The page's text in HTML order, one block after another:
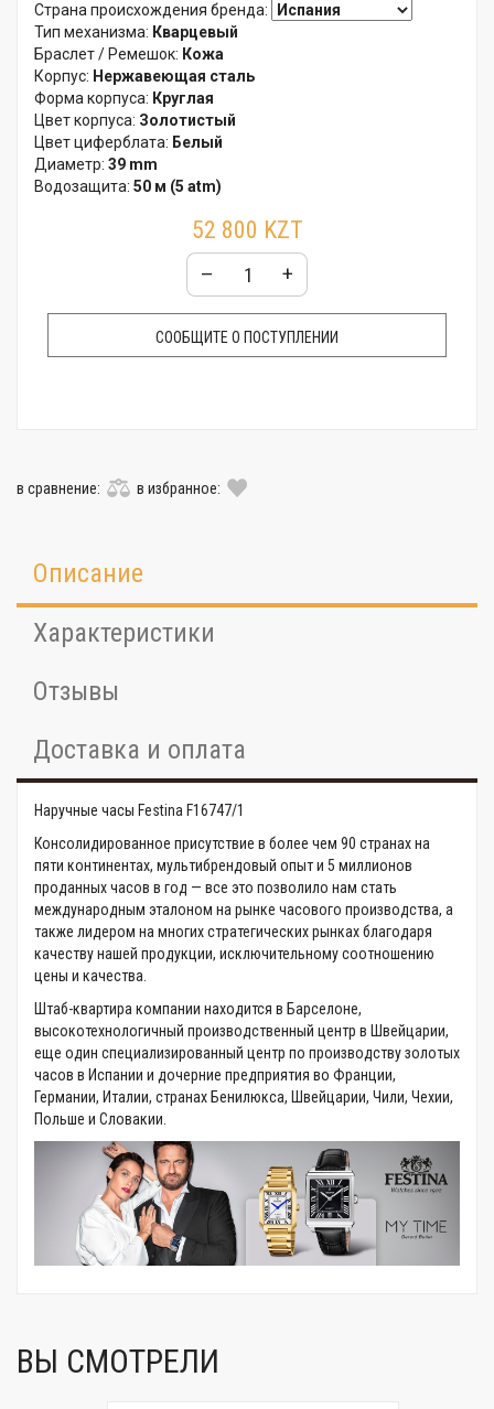
Страна происхождения бренда:
Тип механизма: Кварцевый
Браслет / Ремешок: Кожа
Корпус: Нержавеющая сталь
Форма корпуса: Круглая
Цвет корпуса: Золотистый
Цвет циферблата: Белый
Диаметр: 39 mm
Водозащита: 50 м (5 atm)
52 800 KZT
– +
СООБЩИТЕ О ПОСТУПЛЕНИИ
в сравнение: в избранное:
Описание
Характеристики
Отзывы
Доставка и оплата
Наручные часы Festina F16747/1
Консолидированное присутствие в более чем 90 странах на
пяти континентах, мультибрендовый опыт и 5 миллионов
проданных часов в год — все это позволило нам стать
международным эталоном на рынке часового производства, а
также лидером на многих стратегических рынках благодаря
качеству нашей продукции, исключительному соотношению
цены и качества.
Штаб-квартира компании находится в Барселоне,
высокотехнологичный производственный центр в Швейцарии,
еще один специализированный центр по производству золотых
часов в Испании и дочерние предприятия во Франции,
Германии, Италии, странах Бенилюкса, Швейцарии, Чили, Чехии,
Польше и Словакии.
ВЫ СМОТРЕЛИ